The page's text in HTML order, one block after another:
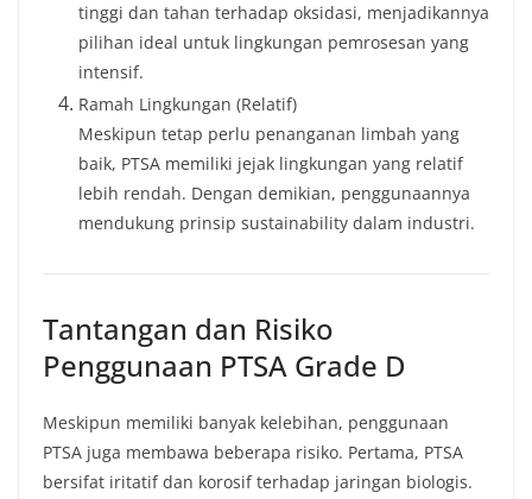
tinggi dan tahan terhadap oksidasi, menjadikannya
pilihan ideal untuk lingkungan pemrosesan yang
intensif.
Ramah Lingkungan (Relatif)
Meskipun tetap perlu penanganan limbah yang
baik, PTSA memiliki jejak lingkungan yang relatif
lebih rendah. Dengan demikian, penggunaannya
mendukung prinsip sustainability dalam industri.
Tantangan dan Risiko
Penggunaan PTSA Grade D
Meskipun memiliki banyak kelebihan, penggunaan
PTSA juga membawa beberapa risiko. Pertama, PTSA
bersifat iritatif dan korosif terhadap jaringan biologis.